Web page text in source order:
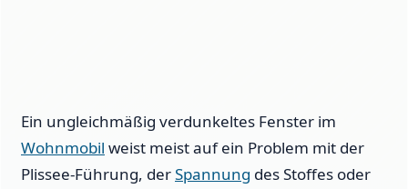
Ein ungleichmäßig verdunkeltes Fenster im
Wohnmobil weist meist auf ein Problem mit der
Plissee-Führung, derSpannung des Stoffes oder